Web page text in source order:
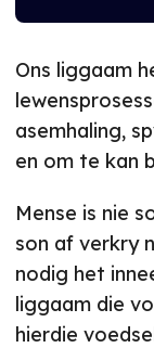
Ons liggaam
asemhaling,
en om te kan
Mense is nie
son af verkry
nodig het
liggaam die
hierdie